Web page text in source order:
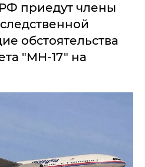
приедут члены
обстоятельства
"MH-17" на